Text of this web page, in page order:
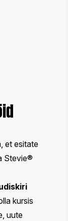
et esitate
Stevie®
kursis
uute